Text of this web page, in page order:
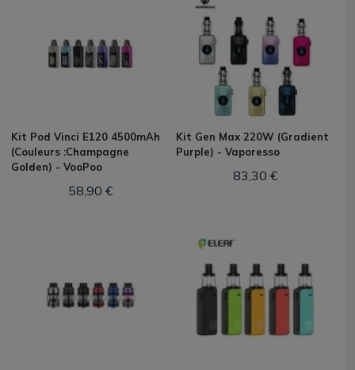
Kit Pod Vinci E120 4500mAh
(Couleurs :Champagne
Golden) - VooPoo
58,90 €
Kit Gen Max 220W (Gradient
Purple) - Vaporesso
83,30 €